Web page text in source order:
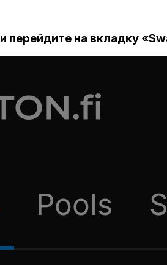
и перейдите на вкладку